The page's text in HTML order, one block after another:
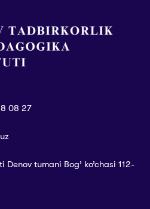
08 27
tumani Bog’ ko’chasi 112-